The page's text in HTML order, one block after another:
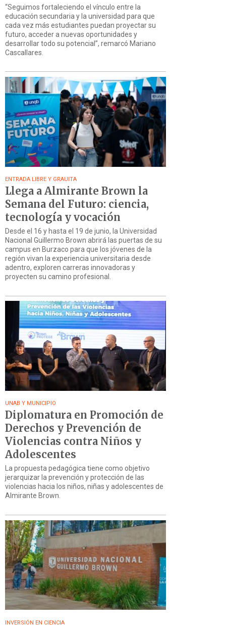
“Seguimos fortaleciendo el vínculo entre la
educación secundaria y la universidad para que
cada vez más estudiantes puedan proyectar su
futuro, acceder a nuevas oportunidades y
desarrollar todo su potencial”, remarcó Mariano
Cascallares.
ENTRADA LIBRE Y GRAUITA
Llega a Almirante Brown la
Semana del Futuro: ciencia,
tecnología y vocación
Desde el 16 y hasta el 19 de junio, la Universidad
Nacional Guillermo Brown abrirá las puertas de su
campus en Burzaco para que los jóvenes de la
región vivan la experiencia universitaria desde
adentro, exploren carreras innovadoras y
proyecten su camino profesional.
UNAB Y MUNICIPIO
Diplomatura en Promoción de
Derechos y Prevención de
Violencias contra Niños y
Adolescentes
La propuesta pedagógica tiene como objetivo
jerarquizar la prevención y protección de las
violencias hacia los niños, niñas y adolescentes de
Almirante Brown.
INVERSIÓN EN CIENCIA